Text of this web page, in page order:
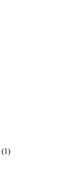
(1)